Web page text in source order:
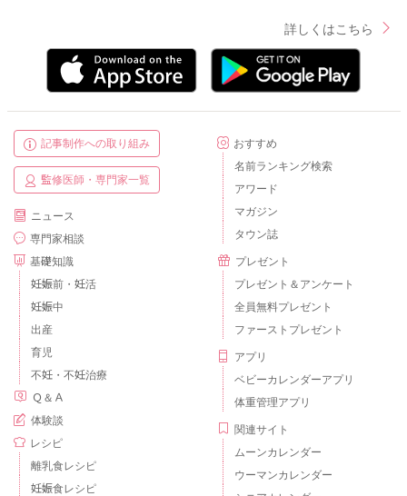
詳しくはこちら
記事制作への取り組み
監修医師・専門家一覧
ニュース
専門家相談
基礎知識
妊娠前・妊活
妊娠中
出産
育児
不妊・不妊治療
Ｑ＆Ａ
体験談
レシピ
離乳食レシピ
妊娠食レシピ
おすすめ
名前ランキング検索
アワード
マガジン
タウン誌
プレゼント
プレゼント＆アンケート
全員無料プレゼント
ファーストプレゼント
アプリ
ベビーカレンダーアプリ
体重管理アプリ
関連サイト
ムーンカレンダー
ウーマンカレンダー